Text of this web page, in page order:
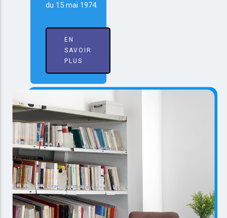
du 15 mai 1974.
EN
SAVOIR
PLUS